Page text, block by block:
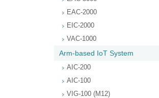
EAC-2000
EIC-2000
VAC-1000
Arm-based IoT System
AIC-200
AIC-100
VIG-100 (M12)